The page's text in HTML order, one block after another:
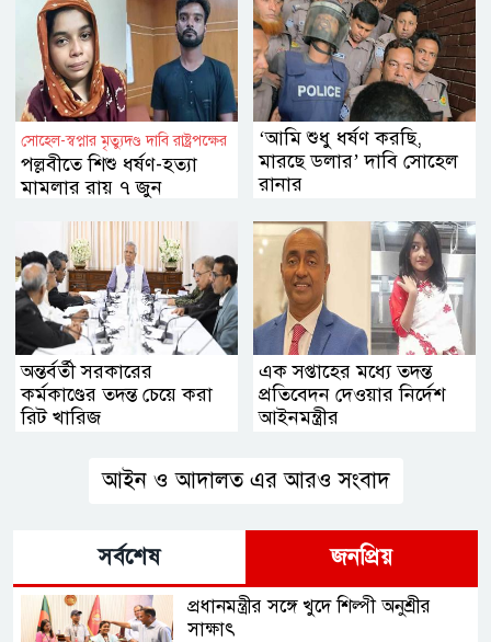
সোহেল-স্বপ্নার মৃত্যুদণ্ড দাবি রাষ্ট্রপক্ষের
পল্লবীতে শিশু ধর্ষণ-হত্যা
মামলার রায় ৭ জুন
‘আমি শুধু ধর্ষণ করছি,
মারছে ডলার’ দাবি সোহেল
রানার
অন্তর্বর্তী সরকারের
কর্মকাণ্ডের তদন্ত চেয়ে করা
রিট খারিজ
এক সপ্তাহের মধ্যে তদন্ত
প্রতিবেদন দেওয়ার নির্দেশ
আইনমন্ত্রীর
আইন ও আদালত এর আরও সংবাদ
সর্বশেষ জনপ্রিয়
প্রধানমন্ত্রীর সঙ্গে খুদে শিল্পী অনুশ্রীর
সাক্ষাৎ